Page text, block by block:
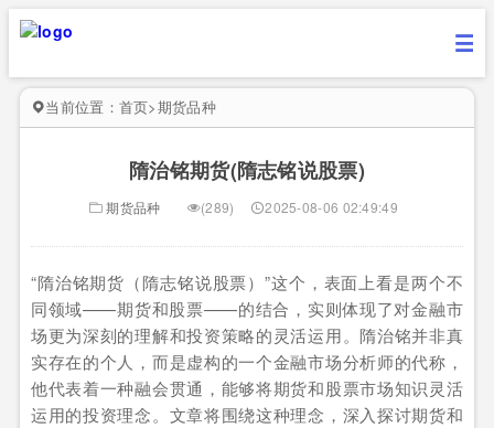
当前位置： 首页>期货品种
隋治铭期货(隋志铭说股票)
期货品种 (289) 2025-08-06 02:49:49
“隋治铭期货（隋志铭说股票）”这个，表面上看是两个不
同领域——期货和股票——的结合，实则体现了对金融市
场更为深刻的理解和投资策略的灵活运用。隋治铭并非真
实存在的个人，而是虚构的一个金融市场分析师的代称，
他代表着一种融会贯通，能够将期货和股票市场知识灵活
运用的投资理念。文章将围绕这种理念，深入探讨期货和